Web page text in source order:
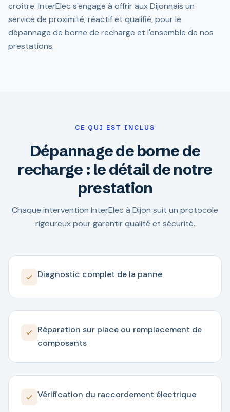
croître. InterElec s'engage à offrir aux Dijonnais un
service de proximité, réactif et qualifié, pour le
dépannage de borne de recharge et l'ensemble de nos
prestations.
CE QUI EST INCLUS
Dépannage de borne de
recharge : le détail de notre
prestation
Chaque intervention InterElec à Dijon suit un protocole
rigoureux pour garantir qualité et sécurité.
Diagnostic complet de la panne
Réparation sur place ou remplacement de
composants
Vérification du raccordement électrique